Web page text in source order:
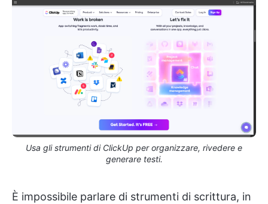
Usa gli strumenti di ClickUp per organizzare, rivedere e
generare testi.
È impossibile parlare di strumenti di scrittura, in